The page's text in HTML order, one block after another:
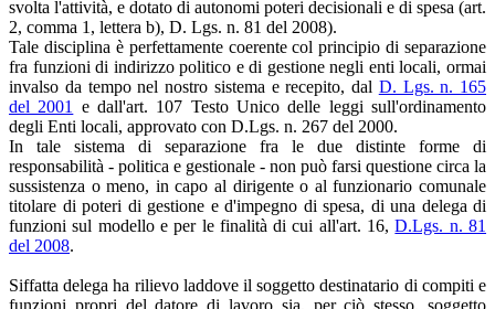
svolta l'attività, e dotato di autonomi poteri decisionali e di spesa (art.
2, comma 1, lettera b), D. Lgs. n. 81 del 2008).
Tale disciplina è perfettamente coerente col principio di separazione
fra funzioni di indirizzo politico e di gestione negli enti locali, ormai
invalso da tempo nel nostro sistema e recepito, dal D. Lgs. n. 165
del 2001
e dall'art. 107 Testo Unico delle leggi sull'ordinamento
degli Enti locali, approvato con D.Lgs. n. 267 del 2000.
In tale sistema di separazione fra le due distinte forme di
responsabilità - politica e gestionale - non può farsi questione circa la
sussistenza o meno, in capo al dirigente o al funzionario comunale
titolare di poteri di gestione e d'impegno di spesa, di una delega di
funzioni sul modello e per le finalità di cui all'art. 16,D.Lgs. n. 81
del 2008.
Siffatta delega ha rilievo laddove il soggetto destinatario di compiti e
funzioni propri del datore di lavoro sia, per ciò stesso, soggetto